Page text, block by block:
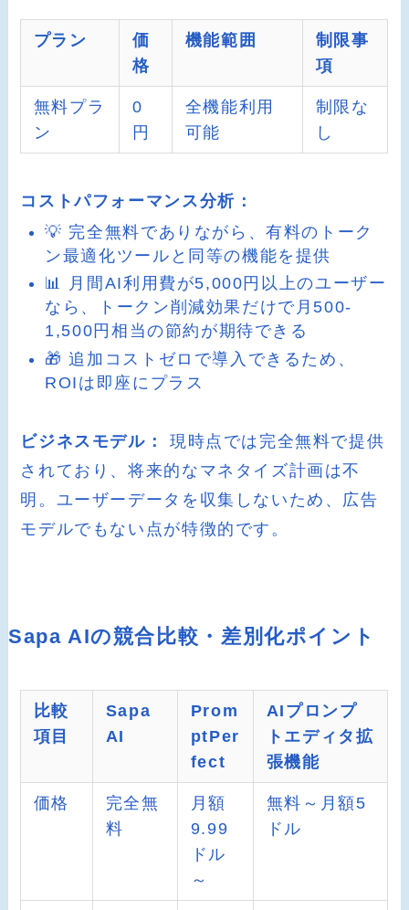
プラン
価
格
機能範囲
制限事
項
無料プラ
ン
0
円
全機能利用
可能
制限な
し
コストパフォーマンス分析：
💡 完全無料でありながら、有料のトーク
ン最適化ツールと同等の機能を提供
📊 月間AI利用費が5,000円以上のユーザー
なら、トークン削減効果だけで月500-
1,500円相当の節約が期待できる
🎁 追加コストゼロで導入できるため、
ROIは即座にプラス
ビジネスモデル：
現時点では完全無料で提供
されており、将来的なマネタイズ計画は不
明。ユーザーデータを収集しないため、広告
モデルでもない点が特徴的です。
Sapa AIの競合比較・差別化ポイント
比較
項目
Sapa
AI
Prom
ptPer
fect
AIプロンプ
トエディタ拡
張機能
価格
完全無
料
月額
9.99
ドル
～
無料～月額5
ドル